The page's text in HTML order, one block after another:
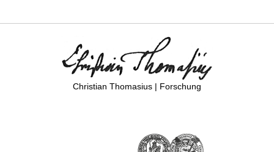
Christian Thomasius | Forschung